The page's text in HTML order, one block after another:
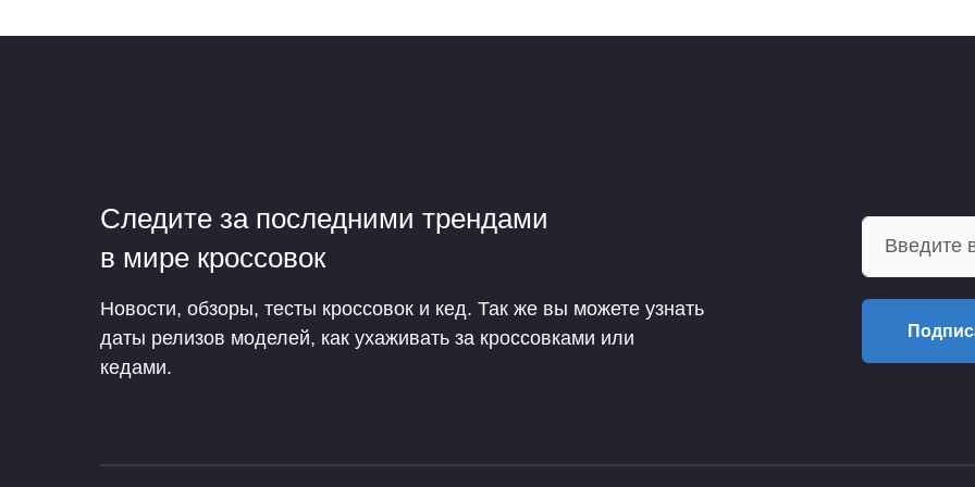
Следите за последними трендами
в мире кроссовок
Новости, обзоры, тесты кроссовок и кед. Так же вы можете узнать
даты релизов моделей, как ухаживать за кроссовками или
кедами.